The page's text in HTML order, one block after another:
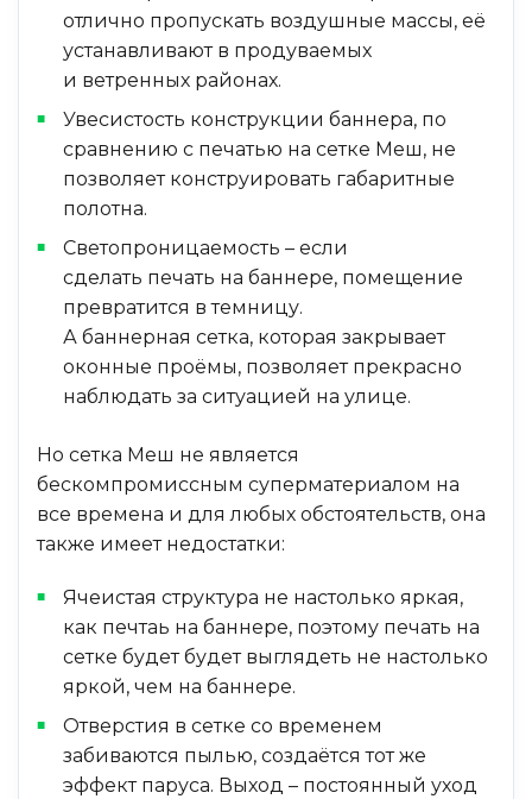
отлично пропускать воздушные массы, её
устанавливают в продуваемых
и ветренных районах.
Увесистость конструкции баннера, по
сравнению с печатью на сетке Меш, не
позволяет конструировать габаритные
полотна.
Светопроницаемость – если
сделать печать на баннере, помещение
превратится в темницу.
А баннерная сетка, которая закрывает
оконные проёмы, позволяет прекрасно
наблюдать за ситуацией на улице.
Но сетка Меш не является
бескомпромиссным суперматериалом на
все времена и для любых обстоятельств, она
также имеет недостатки:
Ячеистая структура не настолько яркая,
как печтаь на баннере, поэтому печать на
сетке будет будет выглядеть не настолько
яркой, чем на баннере.
Отверстия в сетке со временем
забиваются пылью, создаётся тот же
эффект паруса. Выход – постоянный уход